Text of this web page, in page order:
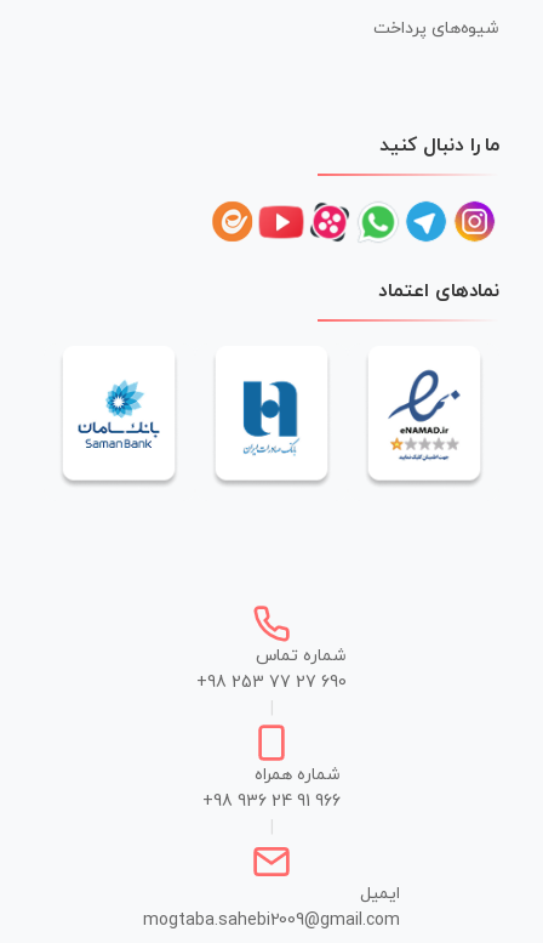
شیوه‌های پرداخت
ما را دنبال کنید
نمادهای اعتماد
شماره تماس
+98 253 77 27 690
شماره همراه
+98 936 24 91 966
ایمیل
mogtaba.sahebi2009@gmail.com